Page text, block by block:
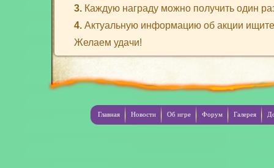
3. Каждую награду можно получить один
4. Актуальную информацию об акции
Желаем удачи!
Главная Новости Об игре Форум Галерея